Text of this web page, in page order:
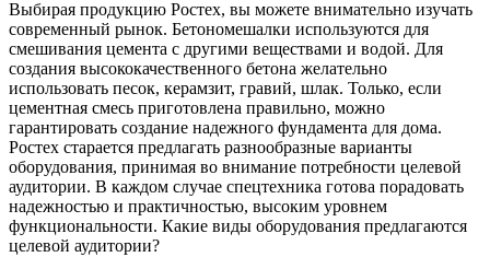
Выбирая продукцию Ростех, вы можете внимательно изучать
современный рынок. Бетономешалки используются для
смешивания цемента с другими веществами и водой. Для
создания высококачественного бетона желательно
использовать песок, керамзит, гравий, шлак. Только, если
цементная смесь приготовлена правильно, можно
гарантировать создание надежного фундамента для дома.
Ростех старается предлагать разнообразные варианты
оборудования, принимая во внимание потребности целевой
аудитории. В каждом случае спецтехника готова порадовать
надежностью и практичностью, высоким уровнем
функциональности. Какие виды оборудования предлагаются
целевой аудитории?